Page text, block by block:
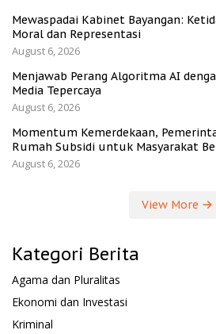
Mewaspadai Kabinet Bayangan:
Moral dan Representasi
August 6, 2026
Menjawab Perang Algoritma AI
Media Tepercaya
August 6, 2026
Momentum Kemerdekaan,
Rumah Subsidi untuk Masyarakat
August 6, 2026
View More
Kategori Berita
Agama dan Pluralitas
Ekonomi dan Investasi
Kriminal